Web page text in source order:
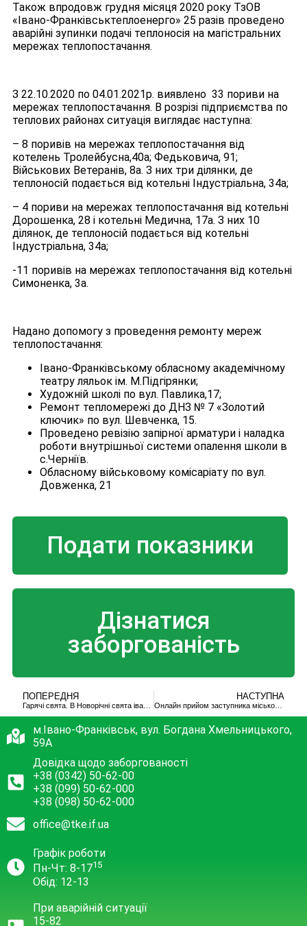
Також впродовж грудня місяця 2020 року ТзОВ
«Івано-Франківськтеплоенерго» 25 разів проведено
аварійні зупинки подачі теплоносія на магістральних
мережах теплопостачання.
З 22.10.2020 по 04.01.2021р. виявлено 33 пориви на
мережах теплопостачання. В розрізі підприємства по
теплових районах ситуація виглядає наступна:
– 8 поривів на мережах теплопостачання від
котелень Тролейбусна,40а; Федьковича, 91;
Військових Ветеранів, 8а. З них три ділянки, де
теплоносій подається від котельні Індустріальна, 34а;
– 4 пориви на мережах теплопостачання від котельні
Дорошенка, 28 і котельні Медична, 17а. З них 10
ділянок, де теплоносій подається від котельні
Індустріальна, 34а;
-11 поривів на мережах теплопостачання від котельні
Симоненка, 3а.
Надано допомогу з проведення ремонту мереж
теплопостачання:
Івано-Франківському обласному академічному
театру ляльок ім. М.Підгірянки;
Художній школі по вул. Павлика,17;
Ремонт тепломережі до ДНЗ № 7 «Золотий
ключик» по вул. Шевченка, 15.
Проведено ревізію запірної арматури і наладка
роботи внутрішньої системи опалення школи в
с.Черніїв.
Обласному військовому комісаріату по вул.
Довженка, 21
Подати показники
Дізнатися
заборгованість
ПОПЕРЕДНЯ НАСТУПНА
Онлайн прийом заступника міського голови
м.Івано-Франківськ, вул. Богдана Хмельницького,
59А
Довідка щодо заборгованості
+38 (0342) 50-62-00
+38 (099) 50-62-000
+38 (098) 50-62-000
office@tke.if.ua
Графік роботи
Пн-Чт: 8-1715
Обід: 12-13
При аварійній ситуації
15-82